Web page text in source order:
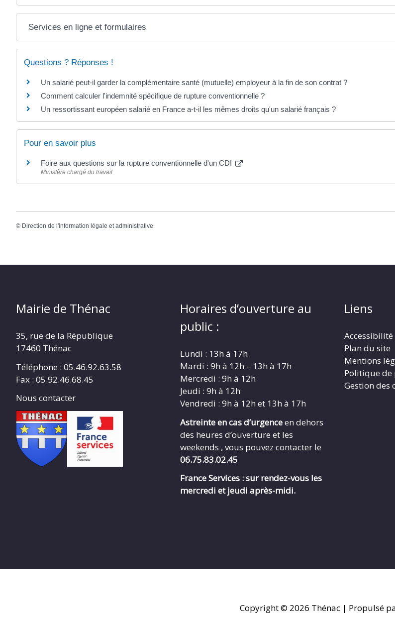
Services en ligne et formulaires
Questions ? Réponses !
Un salarié peut-il garder la complémentaire santé (mutuelle) employeur à la fin de son contrat ?
Comment calculer l'indemnité spécifique de rupture conventionnelle ?
Un ressortissant européen salarié en France a-t-il les mêmes droits qu'un salarié français ?
Pour en savoir plus
Foire aux questions sur la rupture conventionnelle d'un CDI
Ministère chargé du travail
© Direction de l'information légale et administrative
Mairie de Thénac
35, rue de la République
17460 Thénac
Téléphone : 05.46.92.63.58
Fax : 05.92.46.68.45
Nous contacter
Horaires d’ouverture au
public :
Lundi : 13h à 17h
Mardi : 9h à 12h – 13h à 17h
Mercredi : 9h à 12h
Jeudi : 9h à 12h
Vendredi : 9h à 12h et 13h à 17h
Astreinte en cas d’urgenceen dehors
des heures d’ouverture et les
weekends , vous pouvez contacter le
06.75.83.02.45
France Services : sur rendez-vous les
mercredi et jeudi après-midi.
Liens
Plan du site
Mentions
Politique de
Gestion des
Copyright © 2026 Thénac| Propulsé